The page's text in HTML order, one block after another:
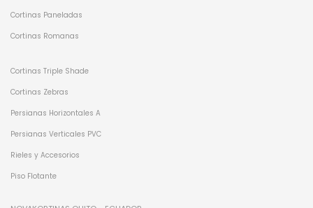
Cortinas Paneladas
Cortinas Romanas
Cortinas Triple Shade
Cortinas Zebras
Persianas Horizontales A
Persianas Verticales PVC
Rieles y Accesorios
Piso Flotante